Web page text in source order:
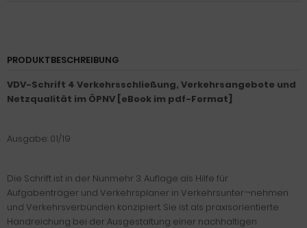
PRODUKTBESCHREIBUNG
VDV-Schrift 4 Verkehrsschließung, Verkehrsangebote und
Netzqualität im ÖPNV [eBook im pdf-Format]
Ausgabe: 01/19
Die Schrift ist in der Nunmehr 3. Auflage als Hilfe für
Aufgabenträger und Verkehrsplaner in Verkehrsunter¬nehmen
und Verkehrsverbünden konzipiert. Sie ist als praxisorientierte
Handreichung bei der Ausgestaltung einer nachhaltigen